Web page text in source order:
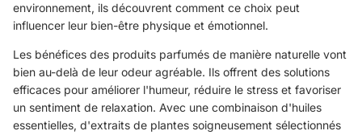
environnement, ils découvrent comment ce choix peut
influencer leur bien-être physique et émotionnel.
Les bénéfices des produits parfumés de manière naturelle vont
bien au-delà de leur odeur agréable. Ils offrent des solutions
efficaces pour améliorer l'humeur, réduire le stress et favoriser
un sentiment de relaxation. Avec une combinaison d'huiles
essentielles, d'extraits de plantes soigneusement sélectionnés